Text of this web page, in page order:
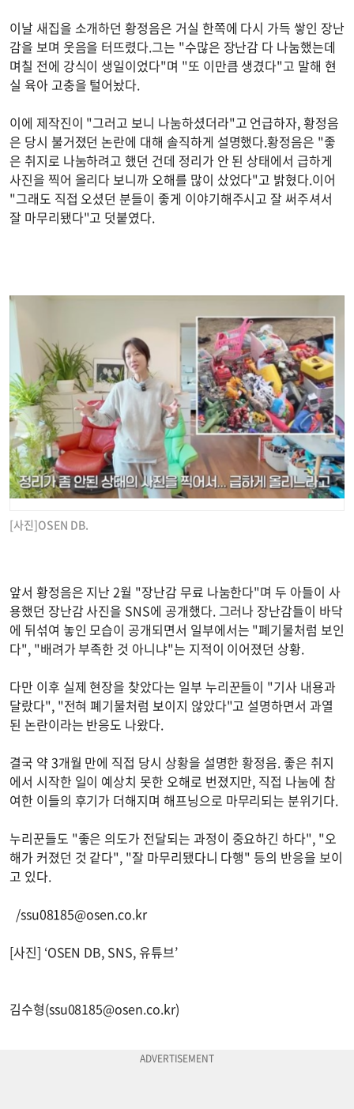
이날 새집을 소개하던 황정음은 거실 한쪽에 다시 가득 쌓인 장난
감을 보며 웃음을 터뜨렸다.그는 "수많은 장난감 다 나눔했는데
며칠 전에 강식이 생일이었다"며 "또 이만큼 생겼다"고 말해 현
실 육아 고충을 털어놨다.
이에 제작진이 "그러고 보니 나눔하셨더라"고 언급하자, 황정음
은 당시 불거졌던 논란에 대해 솔직하게 설명했다.황정음은 "좋
은 취지로 나눔하려고 했던 건데 정리가 안 된 상태에서 급하게
사진을 찍어 올리다 보니까 오해를 많이 샀었다"고 밝혔다.이어
"그래도 직접 오셨던 분들이 좋게 이야기해주시고 잘 써주셔서
잘 마무리됐다"고 덧붙였다.
[사진]OSEN DB.
앞서 황정음은 지난 2월 "장난감 무료 나눔한다"며 두 아들이 사
용했던 장난감 사진을 SNS에 공개했다. 그러나 장난감들이 바닥
에 뒤섞여 놓인 모습이 공개되면서 일부에서는 "폐기물처럼 보인
다", "배려가 부족한 것 아니냐"는 지적이 이어졌던 상황.
다만 이후 실제 현장을 찾았다는 일부 누리꾼들이 "기사 내용과
달랐다", "전혀 폐기물처럼 보이지 않았다"고 설명하면서 과열
된 논란이라는 반응도 나왔다.
결국 약 3개월 만에 직접 당시 상황을 설명한 황정음. 좋은 취지
에서 시작한 일이 예상치 못한 오해로 번졌지만, 직접 나눔에 참
여한 이들의 후기가 더해지며 해프닝으로 마무리되는 분위기다.
누리꾼들도 "좋은 의도가 전달되는 과정이 중요하긴 하다", "오
해가 커졌던 것 같다", "잘 마무리됐다니 다행" 등의 반응을 보이
고 있다.
/ssu08185@osen.co.kr
[사진] ‘OSEN DB, SNS, 유튜브’
김수형(ssu08185@osen.co.kr)